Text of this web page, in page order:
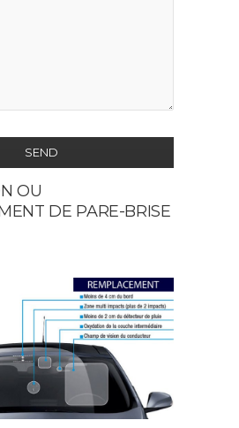
SEND
OU
DE PARE-BRISE